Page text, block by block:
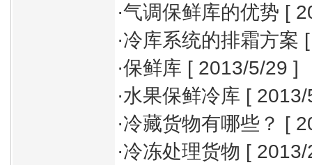
·气调保鲜库的优势 [
·冷库系统的排霜方案
·保鲜库 [ 2013/5/29 ]
·水果保鲜冷库 [
·冷藏货物有哪些？ [
·冷冻处理货物 [